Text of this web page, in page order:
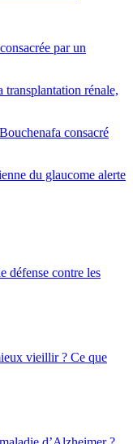
par un
transplantation rénale,
consacré
du glaucome alerte
défense contre les
vieillir ? Ce que